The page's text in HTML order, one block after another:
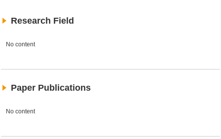
Research Field
No content
Paper Publications
No content